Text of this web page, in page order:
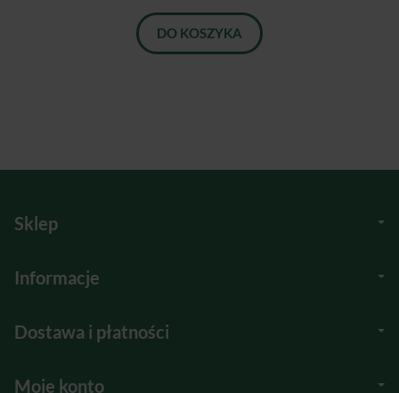
DO KOSZYKA
Sklep
Informacje
Dostawa i płatności
Moje konto